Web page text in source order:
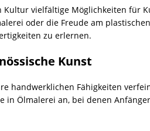
vielfältige Möglichkeiten für
oder die Freude am
zu erlernen.
Kunst
handwerklichen Fähigkeiten
in Ölmalerei an, bei denen